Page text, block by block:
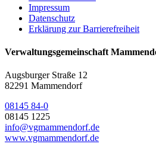
Impressum
Datenschutz
Erklärung zur Barrierefreiheit
Verwaltungsgemeinschaft
Augsburger Straße 12
82291 Mammendorf
08145 84-0
08145 1225
info@vgmammendorf.de
www.vgmammendorf.de